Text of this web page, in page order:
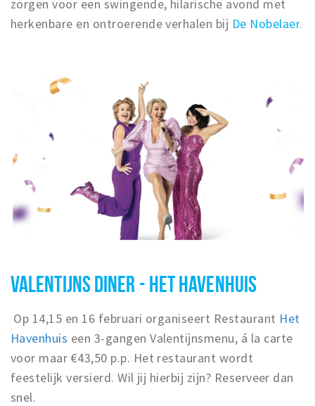
zorgen voor een swingende, hilarische avond met
herkenbare en ontroerende verhalen bij De Nobelaer.
VALENTIJNS DINER - HET HAVENHUIS
Op 14,15 en 16 februari organiseert Restaurant Het
Havenhuis een 3-gangen Valentijnsmenu, á la carte
voor maar €43,50 p.p. Het restaurant wordt
feestelijk versierd. Wil jij hierbij zijn? Reserveer dan
snel.